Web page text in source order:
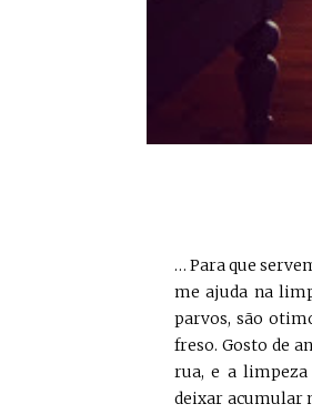
… Para que
me ajuda na
parvos, são
freso. Gosto de
rua, e a limpeza
deixar acumular